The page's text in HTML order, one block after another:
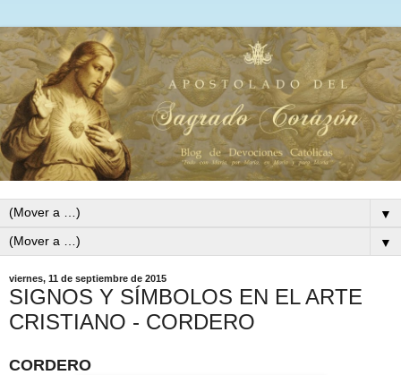
▼
▼
viernes, 11 de septiembre de 2015
SIGNOS Y SÍMBOLOS EN EL ARTE
CRISTIANO - CORDERO
CORDERO